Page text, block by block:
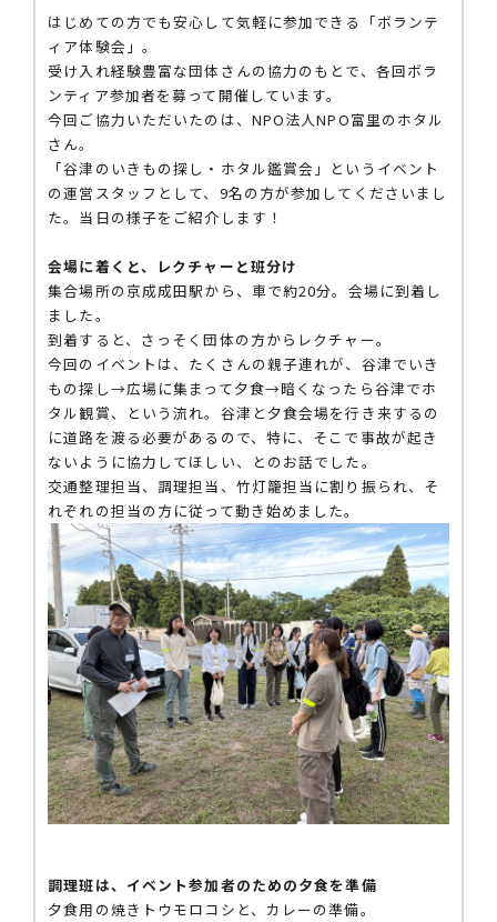
はじめての方でも安心して気軽に参加できる「ボランテ
ィア体験会」。
受け入れ経験豊富な団体さんの協力のもとで、各回ボラ
ンティア参加者を募って開催しています。
今回ご協力いただいたのは、NPO法人NPO富里のホタル
さん。
「谷津のいきもの探し・ホタル鑑賞会」というイベント
の運営スタッフとして、9名の方が参加してくださいまし
た。当日の様子をご紹介します！
会場に着くと、レクチャーと班分け
集合場所の京成成田駅から、車で約20分。会場に到着し
ました。
到着すると、さっそく団体の方からレクチャー。
今回のイベントは、たくさんの親子連れが、谷津でいき
もの探し→広場に集まって夕食→暗くなったら谷津でホ
タル観賞、という流れ。谷津と夕食会場を行き来するの
に道路を渡る必要があるので、特に、そこで事故が起き
ないように協力してほしい、とのお話でした。
交通整理担当、調理担当、竹灯籠担当に割り振られ、そ
れぞれの担当の方に従って動き始めました。
調理班は、イベント参加者のための夕食を準備
夕食用の焼きトウモロコシと、カレーの準備。